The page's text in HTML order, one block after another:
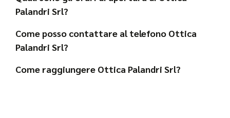
Palandri Srl?
Come posso contattare al telefono Ottica
Palandri Srl?
Come raggiungere Ottica Palandri Srl?